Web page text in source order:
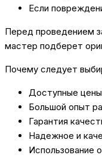
Если
Перед проведением
мастер подберет
Почему следует
Доступные
Большой опыт
Гарантия
Надежное и
Использование